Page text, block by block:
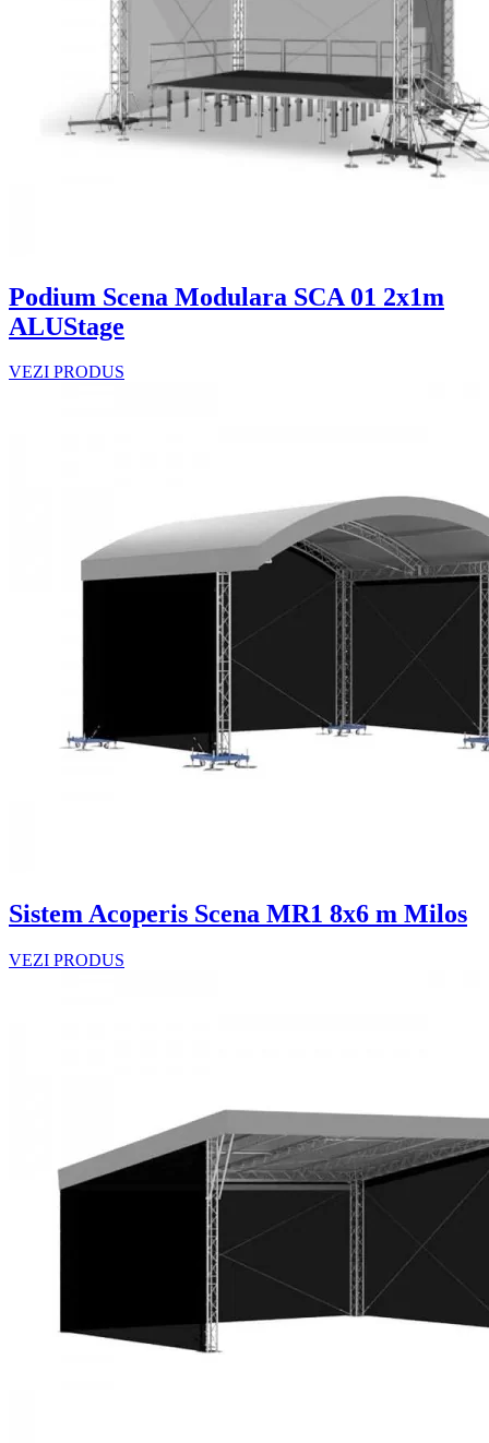
Podium Scena Modulara SCA 01 2x1m
ALUStage
VEZI PRODUS
Sistem Acoperis Scena MR1 8x6 m Milos
VEZI PRODUS